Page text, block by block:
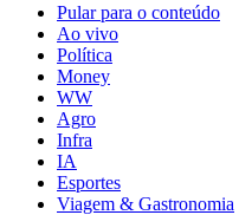
Pular para o conteúdo
Ao vivo
Política
Money
WW
Agro
Infra
IA
Esportes
Viagem & Gastronomia